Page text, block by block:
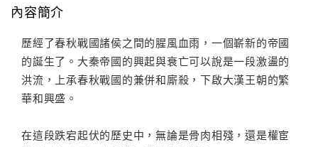
內容簡介
歷經了春秋戰國諸侯之間的腥風血雨，一個嶄新的帝國
的誕生了。大秦帝國的興起與衰亡可以說是一段激盪的
洪流，上承春秋戰國的兼併和廝殺，下啟大漢王朝的繁
華和興盛。
在這段跌宕起伏的歷史中，無論是骨肉相殘，還是權宦